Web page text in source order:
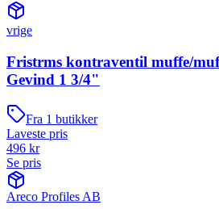
vrige
Fristrms kontraventil muffe/
Gevind 1 3/4"
Fra 1 butikker
Laveste pris
496 kr
Se pris
Areco Profiles AB